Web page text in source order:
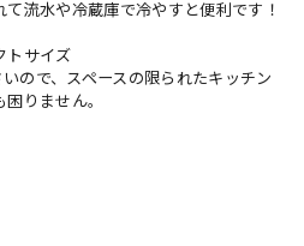
流水や冷蔵庫で冷やすと便利です！
トサイズ
ので、スペースの限られたキッチン
りません。